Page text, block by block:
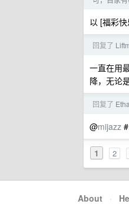
以 [福彩
回复了
一直在用
降，无论
回复了
@mijazz
1 2
About ·